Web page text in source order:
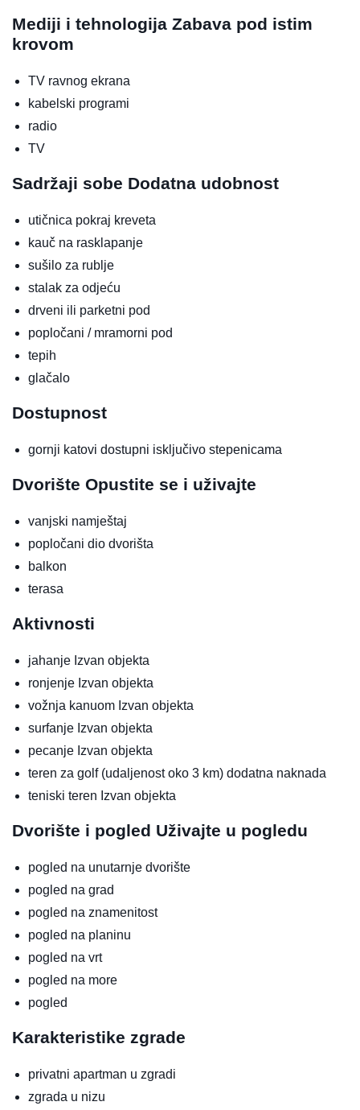
Mediji i tehnologija Zabava pod istim
krovom
TV ravnog ekrana
kabelski programi
radio
TV
Sadržaji sobe Dodatna udobnost
utičnica pokraj kreveta
kauč na rasklapanje
sušilo za rublje
stalak za odjeću
drveni ili parketni pod
popločani / mramorni pod
tepih
glačalo
Dostupnost
gornji katovi dostupni isključivo stepenicama
Dvorište Opustite se i uživajte
vanjski namještaj
popločani dio dvorišta
balkon
terasa
Aktivnosti
jahanje Izvan objekta
ronjenje Izvan objekta
vožnja kanuom Izvan objekta
surfanje Izvan objekta
pecanje Izvan objekta
teren za golf (udaljenost oko 3 km) dodatna naknada
teniski teren Izvan objekta
Dvorište i pogled Uživajte u pogledu
pogled na unutarnje dvorište
pogled na grad
pogled na znamenitost
pogled na planinu
pogled na vrt
pogled na more
pogled
Karakteristike zgrade
privatni apartman u zgradi
zgrada u nizu